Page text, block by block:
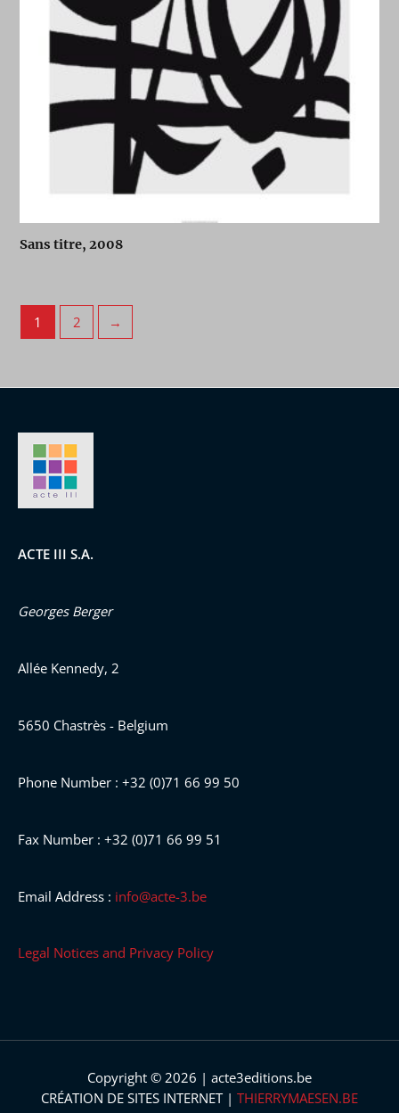
Sans titre, 2008
1 2 →
ACTE III S.A.
Georges Berger
Allée Kennedy, 2
5650 Chastrès - Belgium
Phone Number : +32 (0)71 66 99 50
Fax Number : +32 (0)71 66 99 51
Email Address : info@acte-3.be
Legal Notices and Privacy Policy
Copyright © 2026 | acte3editions.be
CRÉATION DE SITES INTERNET | THIERRYMAESEN.BE